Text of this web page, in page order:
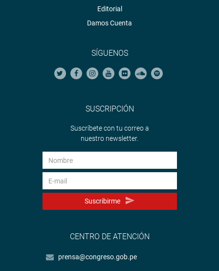
Editorial
Damos Cuenta
SÍGUENOS
SUSCRIPCIÓN
Suscríbete con tu correo a
nuestro newsletter.
Suscribirme
CENTRO DE ATENCIÓN
prensa@congreso.gob.pe